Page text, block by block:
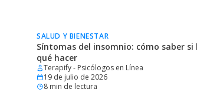
SALUD Y BIENESTAR
Síntomas del insomnio: cómo saber si
qué hacer
Terapify - Psicólogos en Línea
19 de julio de 2026
8 min de lectura